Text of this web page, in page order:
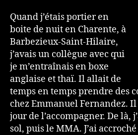
Quand j’étais portier en
boite de nuit en Charente, à
Barbezieux-Saint-Hilaire,
j’avais un collègue avec qui
je m’entraînais en boxe
anglaise et thaï. Il allait de
temps en temps prendre des
chez Emmanuel Fernandez. Il
jour de l’accompagner. De là,
sol, puis le MMA. J’ai